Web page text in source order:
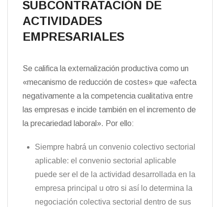
SUBCONTRATACIÓN DE
ACTIVIDADES
EMPRESARIALES
Se califica la externalización productiva como un
«mecanismo de reducción de costes» que «afecta
negativamente a la competencia cualitativa entre
las empresas e incide también en el incremento de
la precariedad laboral». Por ello:
Siempre habrá un convenio colectivo sectorial
aplicable: el convenio sectorial aplicable
puede ser el de la actividad desarrollada en la
empresa principal u otro si así lo determina la
negociación colectiva sectorial dentro de sus